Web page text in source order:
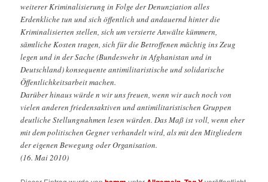
weiterer Kriminalisierung in Folge der Denunziation alles
Erdenkliche tun und sich öffentlich und andauernd hinter die
Kriminalisierten stellen, sich um versierte Anwälte kümmern,
sämtliche Kosten tragen, sich für die Betroffenen mächtig ins Zeug
legen und in der Sache (Bundeswehr in Afghanistan und in
Deutschland) konsequente antimilitaristische und solidarische
Öffentlichkeitsarbeit machen.
Darüber hinaus würde n wir uns freuen, wenn wir auch noch von
vielen anderen friedensaktiven und antimilitaristischen Gruppen
deutliche Stellungnahmen lesen würden. Das Maß ist voll, wenn eher
mit dem politischen Gegner verhandelt wird, als mit den Mitgliedern
der eigenen Bewegung oder Organisation.
(16. Mai 2010)